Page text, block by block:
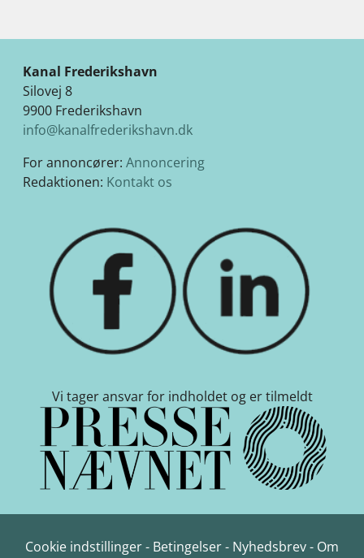
Kanal Frederikshavn
Silovej 8
9900 Frederikshavn
info@kanalfrederikshavn.dk
For annoncører: Annoncering
Redaktionen: Kontakt os
Vi tager ansvar for indholdet og er tilmeldt
Cookie indstillinger- Betingelser- Nyhedsbrev- Om